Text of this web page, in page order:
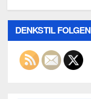
DENKSTIL FOLGEN